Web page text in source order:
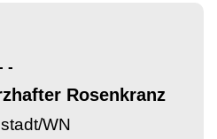
-
Rosenkranz
WN